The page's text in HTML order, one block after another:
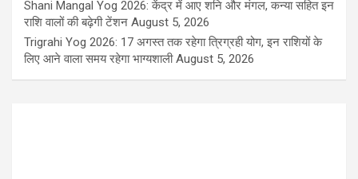
Shani Mangal Yog 2026: केंद्र में आए शनि और मंगल, कन्या सहित इन
राशि वालों की बढ़ेगी टेंशन August 5, 2026
Trigrahi Yog 2026: 17 अगस्त तक रहेगा त्रिग्रही योग, इन राशियों के
लिए आने वाला समय रहेगा भाग्यशाली August 5, 2026